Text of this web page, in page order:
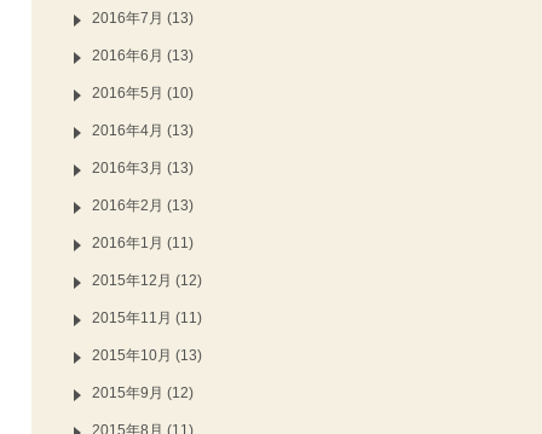
2016年7月 (13)
2016年6月 (13)
2016年5月 (10)
2016年4月 (13)
2016年3月 (13)
2016年2月 (13)
2016年1月 (11)
2015年12月 (12)
2015年11月 (11)
2015年10月 (13)
2015年9月 (12)
2015年8月 (11)